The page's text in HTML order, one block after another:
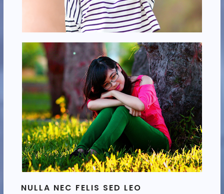
NULLA NEC FELIS SED LEO